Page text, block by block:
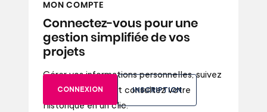
MON COMPTE
Connectez-vous pour une
gestion simplifiée de vos
projets
Gérer vos informations personnelles, suivez
vos commandes et consultez votre
historique en un clic.
CONNEXION INSCRIPTION